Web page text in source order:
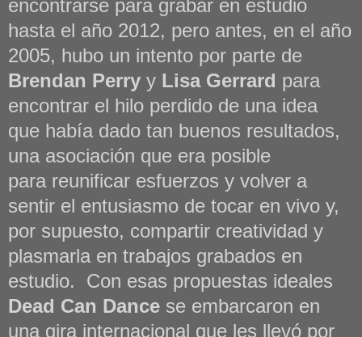
encontrarse para grabar en estudio
hasta el año 2012, pero antes, en el año
2005, hubo un intento por parte de
Brendan Perry y Lisa Gerrard para
encontrar el hilo perdido de una idea
que había dado tan buenos resultados,
una asociación que era posible
para reunificar esfuerzos y volver a
sentir el entusiasmo de tocar en vivo y,
por supuesto, compartir creatividad y
plasmarla en trabajos grabados en
estudio. Con esas propuestas ideales
Dead Can Dance se embarcaron en
una gira internacional que les llevó por